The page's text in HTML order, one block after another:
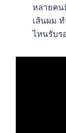
หลายคน
เส้นผม
ไหนรับร